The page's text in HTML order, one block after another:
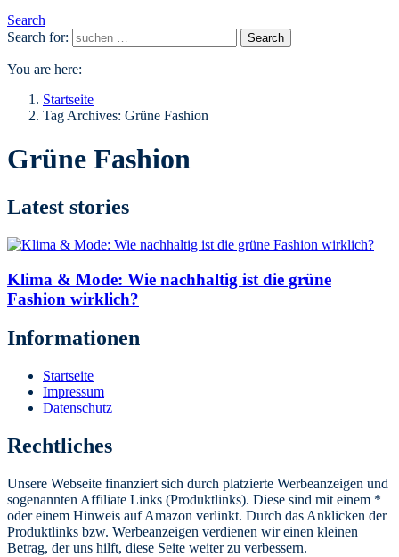
Search
Search for:
Search
You are here:
Startseite
Tag Archives: Grüne Fashion
Grüne Fashion
Latest stories
Klima & Mode: Wie nachhaltig ist die grüne
Fashion wirklich?
Informationen
Startseite
Impressum
Datenschutz
Rechtliches
Unsere Webseite finanziert sich durch platzierte Werbeanzeigen und
sogenannten Affiliate Links (Produktlinks). Diese sind mit einem *
oder einem Hinweis auf Amazon verlinkt. Durch das Anklicken der
Produktlinks bzw. Werbeanzeigen verdienen wir einen kleinen
Betrag, der uns hilft, diese Seite weiter zu verbessern.